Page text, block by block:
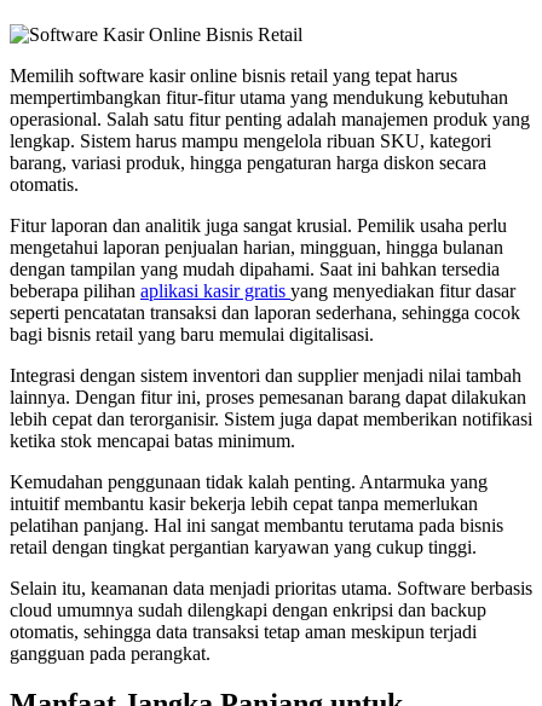
Memilih software kasir online bisnis retail yang tepat harus
mempertimbangkan fitur-fitur utama yang mendukung kebutuhan
operasional. Salah satu fitur penting adalah manajemen produk yang
lengkap. Sistem harus mampu mengelola ribuan SKU, kategori
barang, variasi produk, hingga pengaturan harga diskon secara
otomatis.
Fitur laporan dan analitik juga sangat krusial. Pemilik usaha perlu
mengetahui laporan penjualan harian, mingguan, hingga bulanan
dengan tampilan yang mudah dipahami. Saat ini bahkan tersedia
beberapa pilihan aplikasi kasir gratis yang menyediakan fitur dasar
seperti pencatatan transaksi dan laporan sederhana, sehingga cocok
bagi bisnis retail yang baru memulai digitalisasi.
Integrasi dengan sistem inventori dan supplier menjadi nilai tambah
lainnya. Dengan fitur ini, proses pemesanan barang dapat dilakukan
lebih cepat dan terorganisir. Sistem juga dapat memberikan notifikasi
ketika stok mencapai batas minimum.
Kemudahan penggunaan tidak kalah penting. Antarmuka yang
intuitif membantu kasir bekerja lebih cepat tanpa memerlukan
pelatihan panjang. Hal ini sangat membantu terutama pada bisnis
retail dengan tingkat pergantian karyawan yang cukup tinggi.
Selain itu, keamanan data menjadi prioritas utama. Software berbasis
cloud umumnya sudah dilengkapi dengan enkripsi dan backup
otomatis, sehingga data transaksi tetap aman meskipun terjadi
gangguan pada perangkat.